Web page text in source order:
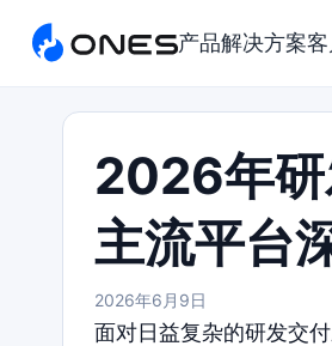
产品解决方案客
2026年研
主流平台
2026年6月9日
面对日益复杂的研发交